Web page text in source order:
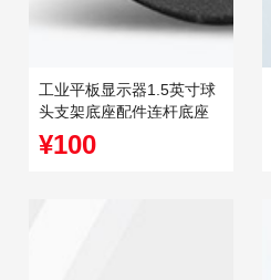
工业平板显示器1.5英寸球
头支架底座配件连杆底座
车载农机配件
¥100